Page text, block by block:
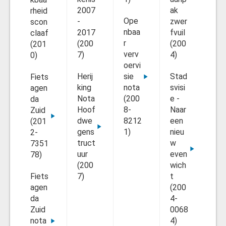
rheid
scon
claaf
(201
0)
Fiets
agen
da
Zuid
(201
2-
7351
78)
Fiets
agen
da
Zuid
nota
2007
-
2017
(200
7)
Herij
king
Nota
Hoof
dwe
gens
truct
uur
(200
7)
Ope
nbaa
r
verv
oervi
sie
nota
(200
8-
8212
1)
ak
zwer
fvuil
(200
4)
Stad
svisi
e -
Naar
een
nieu
w
even
wich
t
(200
4-
0068
4)